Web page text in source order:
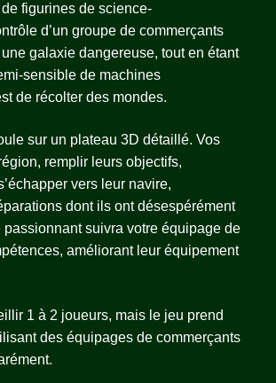
figurines de science-
d’un groupe de commerçants
galaxie dangereuse, tout en étant
sensible de machines
de récolter des mondes.
sur un plateau 3D détaillé. Vos
remplir leurs objectifs,
vers leur navire,
dont ils ont désespérément
suivra votre équipage de
améliorant leur équipement
1 à 2 joueurs, mais le jeu prend
des équipages de commerçants